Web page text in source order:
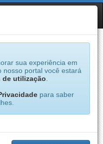
sua experiência em
nosso portal você estará
de utilização
para saber